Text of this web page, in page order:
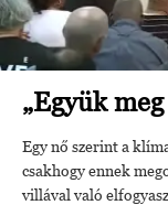
„Együk
Egy nő szerint a
csakhogy ennek
villával való